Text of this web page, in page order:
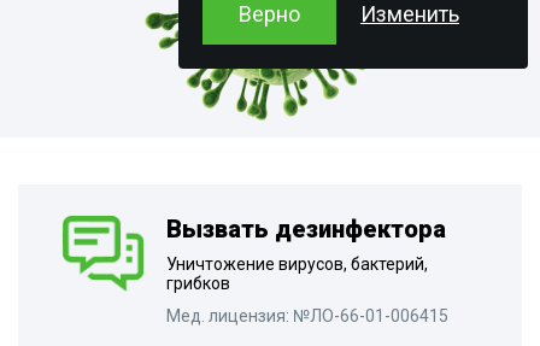
Верно Изменить
Вызвать дезинфектора
Уничтожение вирусов, бактерий,
грибков
Мед. лицензия: №ЛО-66-01-006415